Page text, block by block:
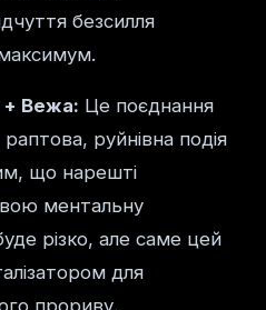
безсилля
+ Вежа: Це поєднання
руйнівна подія
що нарешті
ментальну
різко, але саме цей
для
прориву.